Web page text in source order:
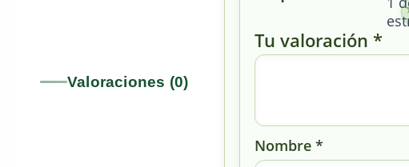
Valoraciones (0)
Tu valoración *
Nombre *